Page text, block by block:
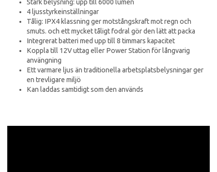
Stark belysning: upp till 6000 lumen
4 ljusstyrkeinställningar
Tålig: IPX4 klassning ger motstångskraft mot regn och
smuts. och ett mycket tåligt fodral gör den lätt att packa
Integrerat batteri med upp till 8 timmars kapacitet
Koppla till 12V uttag eller Power Station för långvarig
använgning
Ett varmare ljus än traditionella arbetsplatsbelysningar ger
en trevligare miljö
Kan laddas samtidigt som den används